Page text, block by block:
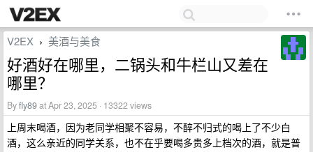
V2EX › 美酒与美食
好酒好在哪里，二锅头和牛栏山又差在
哪里？
Byfly89at Apr 23, 2025 · 13322 views
上周末喝酒，因为老同学相聚不容易，不醉不归式的喝上了不少白
酒，这么亲近的同学关系，也不在乎要喝多贵多上档次的酒，就是普